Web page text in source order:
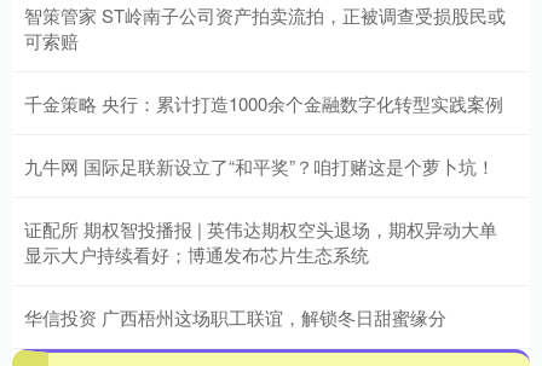
智策管家 ST岭南子公司资产拍卖流拍，正被调查受损股民或
可索赔
千金策略 央行：累计打造1000余个金融数字化转型实践案例
九牛网 国际足联新设立了“和平奖”？咱打赌这是个萝卜坑！
证配所 期权智投播报 | 英伟达期权空头退场，期权异动大单
显示大户持续看好；博通发布芯片生态系统
华信投资 广西梧州这场职工联谊，解锁冬日甜蜜缘分